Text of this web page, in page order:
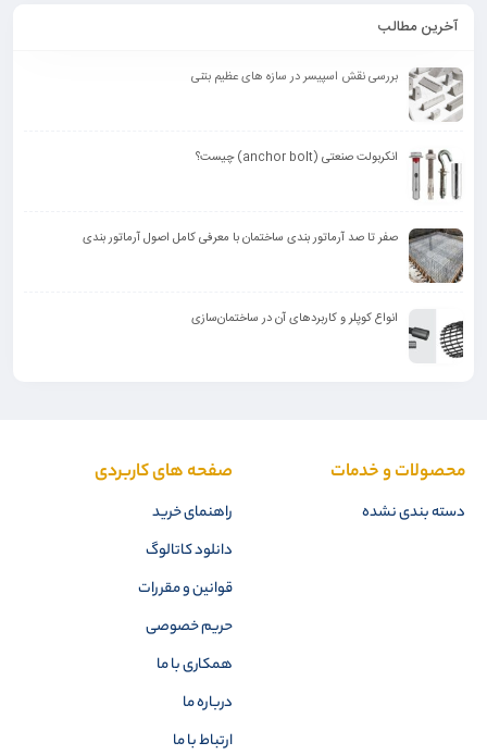
آخرین مطالب
بررسی نقش اسپیسر در سازه های عظیم بتنی
انکربولت صنعتی (anchor bolt) چیست؟
صفر تا صد آرماتور بندی ساختمان با معرفی کامل اصول آرماتور بندی
انواع کوپلر و کاربرد‌های آن در ساختمان‌سازی
محصولات و خدمات
دسته بندی نشده
صفحه های کاربردی
راهنمای خرید
دانلود کاتالوگ
قوانین و مقررات
حریم خصوصی
همکاری با ما
درباره ما
ارتباط با ما